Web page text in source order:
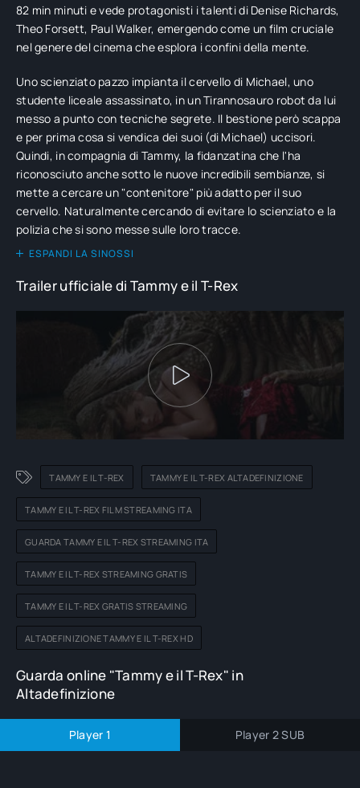
82 min minuti e vede protagonisti i talenti di Denise Richards,
Theo Forsett, Paul Walker, emergendo come un film cruciale
nel genere del cinema che esplora i confini della mente.
Uno scienziato pazzo impianta il cervello di Michael, uno
studente liceale assassinato, in un Tirannosauro robot da lui
messo a punto con tecniche segrete. Il bestione però scappa
e per prima cosa si vendica dei suoi (di Michael) uccisori.
Quindi, in compagnia di Tammy, la fidanzatina che l'ha
riconosciuto anche sotto le nuove incredibili sembianze, si
mette a cercare un "contenitore" più adatto per il suo
cervello. Naturalmente cercando di evitare lo scienziato e la
polizia che si sono messe sulle loro tracce.
ESPANDI LA SINOSSI
Trailer ufficiale di Tammy e il T-Rex
TAMMY E IL T-REX TAMMY E IL T-REX ALTADEFINIZIONE
TAMMY E IL T-REX FILM STREAMING ITA
GUARDA TAMMY E IL T-REX STREAMING ITA
TAMMY E IL T-REX STREAMING GRATIS
TAMMY E IL T-REX GRATIS STREAMING
ALTADEFINIZIONE TAMMY E IL T-REX HD
Guarda online "Tammy e il T-Rex" in
Altadefinizione
Player 1 Player 2 SUB